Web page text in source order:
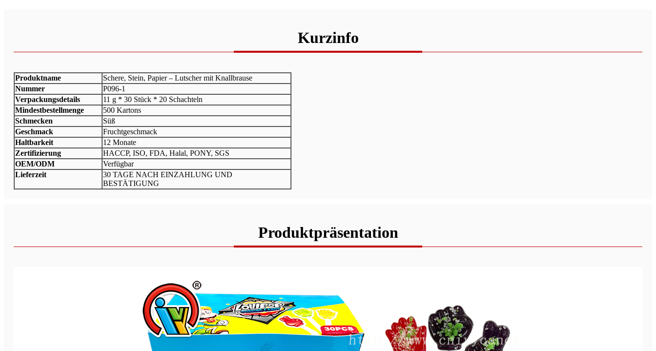
Kurzinfo
Produktname
Schere, Stein, Papier – Lutscher mit Knallbrause
Nummer
P096-1
Verpackungsdetails
11 g * 30 Stück * 20 Schachteln
Mindestbestellmenge
500 Kartons
Schmecken
Süß
Geschmack
Fruchtgeschmack
Haltbarkeit
12 Monate
Zertifizierung
HACCP, ISO, FDA, Halal, PONY, SGS
OEM/ODM
Verfügbar
Lieferzeit
30 TAGE NACH EINZAHLUNG UND
BESTÄTIGUNG
Produktpräsentation